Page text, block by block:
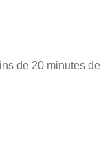
de 20 minutes de